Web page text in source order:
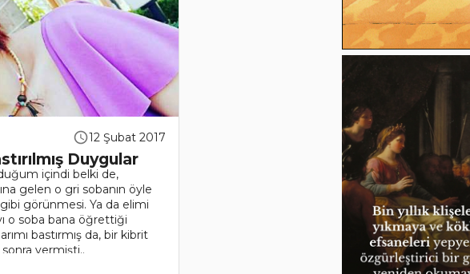
12 Şubat 2017
Duygular
içindi belki de,
gelen o gri sobanın öyle
görünmesi. Ya da elimi
o soba bana öğrettiği
bastırmış da, bir kibrit
vermişti..